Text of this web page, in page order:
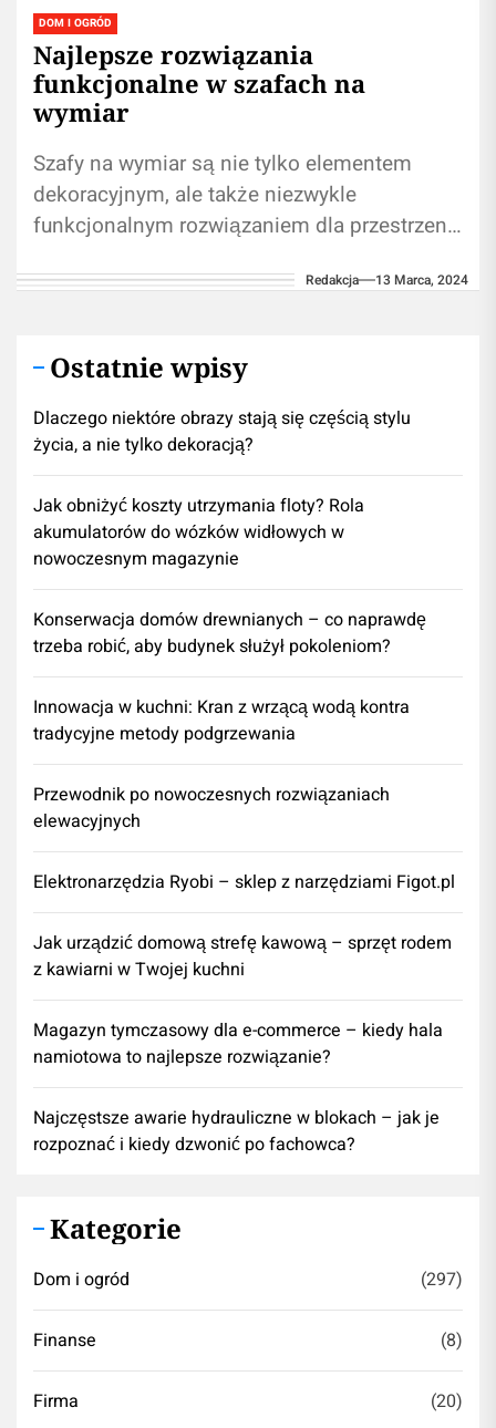
DOM I OGRÓD
Najlepsze rozwiązania
funkcjonalne w szafach na
wymiar
Szafy na wymiar są nie tylko elementem
dekoracyjnym, ale także niezwykle
funkcjonalnym rozwiązaniem dla przestrzeni
właścicielem niewielkiego apartamentu czy...
Redakcja 13 Marca, 2024
Ostatnie wpisy
Dlaczego niektóre obrazy stają się częścią stylu
życia, a nie tylko dekoracją?
Jak obniżyć koszty utrzymania floty? Rola
akumulatorów do wózków widłowych w
nowoczesnym magazynie
Konserwacja domów drewnianych – co naprawdę
trzeba robić, aby budynek służył pokoleniom?
Innowacja w kuchni: Kran z wrzącą wodą kontra
tradycyjne metody podgrzewania
Przewodnik po nowoczesnych rozwiązaniach
elewacyjnych
Elektronarzędzia Ryobi – sklep z narzędziami Figot.pl
​Jak urządzić domową strefę kawową – sprzęt rodem
z kawiarni w Twojej kuchni
Magazyn tymczasowy dla e-commerce – kiedy hala
namiotowa to najlepsze rozwiązanie?
Najczęstsze awarie hydrauliczne w blokach – jak je
rozpoznać i kiedy dzwonić po fachowca?
Kategorie
Dom i ogród (297)
Finanse (8)
Firma (20)